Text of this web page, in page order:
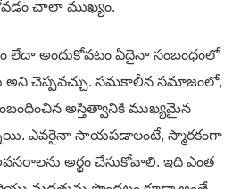
చాలా ముఖ్యం.
లేదా అందుకోవటం ఏదైనా సంబంధంలో
అని చెప్పవచ్చు. సమకాలీన సమాజంలో,
అస్తిత్వానికి ముఖ్యమైన
ఎవరైనా సాయపడాలంటే, స్మారకంగా
అర్థం చేసుకోవాలి. ఇది ఎంత